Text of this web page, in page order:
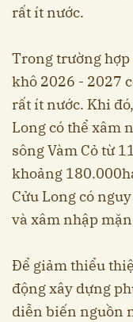
rất ít nước.
Trong trường
khô 2026 - 2027
rất ít nước. Khi
Long có thể xâm
sông Vàm Cỏ từ
khoảng
Cửu Long có
và xâm nhập
Để giảm thiểu
động xây dựng
diễn biến nguồn